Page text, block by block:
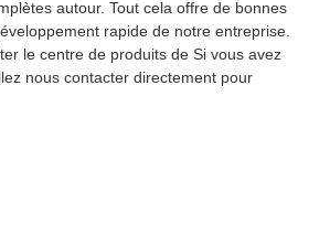
autour. Tout cela offre de bonnes
rapide de notre entreprise.
le centre de produits de Si vous avez
nous contacter directement pour